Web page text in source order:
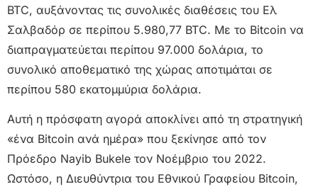
BTC, αυξάνοντας τις συνολικές διαθέσεις του Ελ
Σαλβαδόρ σε περίπου 5.980,77 BTC. Με το Bitcoin να
διαπραγματεύεται περίπου 97.000 δολάρια, το
συνολικό αποθεματικό της χώρας αποτιμάται σε
περίπου 580 εκατομμύρια δολάρια.
Αυτή η πρόσφατη αγορά αποκλίνει από τη στρατηγική
«ένα Bitcoin ανά ημέρα» που ξεκίνησε από τον
Πρόεδρο Nayib Bukele τον Νοέμβριο του 2022.
Ωστόσο, η Διευθύντρια του Εθνικού Γραφείου Bitcoin,